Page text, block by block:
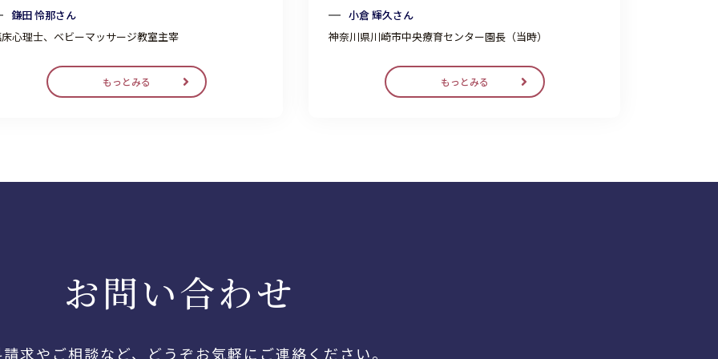
鎌田 怜那さん
心理士、ベビーマッサージ教室主宰
もっとみる
小倉 輝久さん
神奈川県川崎市中央療育センター園長（当時）
もっとみる
お問い合わせ
求やご相談など、 どうぞお気軽にご連絡ください。